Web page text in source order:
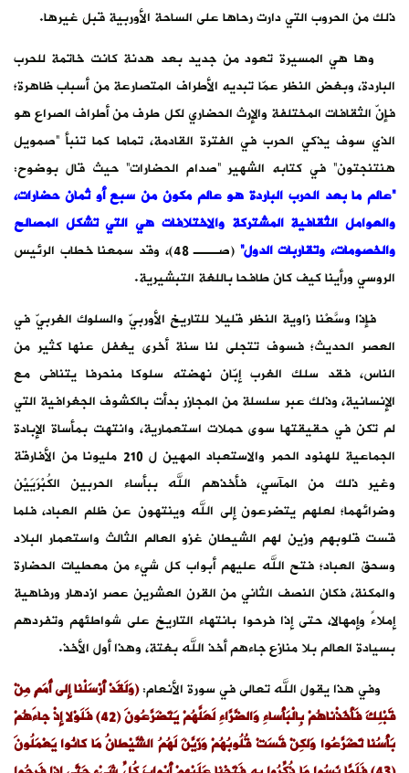
ذلك من الحروب التي دارت رحاها على الساحة الأوربية قبل غيرها.
وها هي المسيرة تعود من جديد بعد هدنة كانت خاتمة للحرب
الباردة، وبغض النظر عمّا تبديه الأطراف المتصارعة من أسباب ظاهرة؛
فإنّ الثقافات المختلفة والإرث الحضاري لكل طرف من أطراف الصراع هو
الذي سوف يذكي الحرب في الفترة القادمة، تماما كما تنبأ “صمويل
هنتنجتون” في كتابه الشهير “صدام الحضارات” حيث قال بوضوح:
“عالم ما بعد الحرب الباردة هو عالم مكون من سبع أو ثمان حضارات،
والعوامل الثقافية المشتركة والاختلافات هي التي تشكل المصالح
والخصومات، وتقاربات الدول”
(صـــ 48)، وقد سمعنا خطاب الرئيس
الروسي ورأينا كيف كان طافحا باللغة التبشيرية.
فإذا وسَّعْنا زاوية النظر قليلا للتاريخ الأوربيّ والسلوك الغربيّ في
العصر الحديث؛ فسوف تتجلى لنا سنة أخرى يغفل عنها كثير من
الناس، فقد سلك الغرب إبّان نهضته سلوكا منحرفا يتنافى مع
الإنسانية، وذلك عبر سلسلة من المجازر بدأت بالكشوف الجغرافية التي
لم تكن في حقيقتها سوى حملات استعمارية، وانتهت بمأساة الإبادة
الجماعية للهنود الحمر والاستعباد المهين ل 210 مليونا من الأفارقة
وغير ذلك من المآسي، فأخذهم الله ببأساء الحربين الكُبْرَيَيْن
وضرائهما؛ لعلهم يتضرعون إلى الله وينتهون عن ظلم العباد، فلما
قست قلوبهم وزين لهم الشيطان غزو العالم الثالث واستعمار البلاد
وسحق العباد؛ فتح الله عليهم أبواب كل شيء من معطيات الحضارة
والمكنة، فكان النصف الثاني من القرن العشرين عصر ازدهار ورفاهية
إملاءً وإمهالا، حتى إذا فرحوا بانتهاء التاريخ على شواطئهم وتفردهم
بسيادة العالم بلا منازع جاءهم أخذ الله بغتة، وهذا أول الأخذ.
وفي هذا يقول الله تعالى في سورة الأنعام:(وَلَقَدْ أَرْسَلْنا إِلى أُمَمٍ مِنْ
قَبْلِكَ فَأَخَذْناهُمْ بِالْبَأْساءِ وَالضَّرَّاءِ لَعَلَّهُمْ يَتَضَرَّعُونَ (42) فَلَوْلا إِذْ جاءَهُمْ
بَأْسُنا تَضَرَّعُوا وَلكِنْ قَسَتْ قُلُوبُهُمْ وَزَيَّنَ لَهُمُ الشَّيْطانُ مَا كانُوا يَعْمَلُونَ